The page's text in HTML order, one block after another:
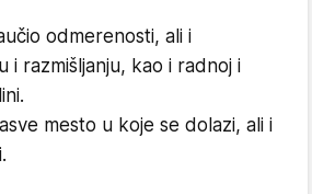
odmerenosti, ali i
i razmišljanju, kao i radnoj i
mesto u koje se dolazi, ali i